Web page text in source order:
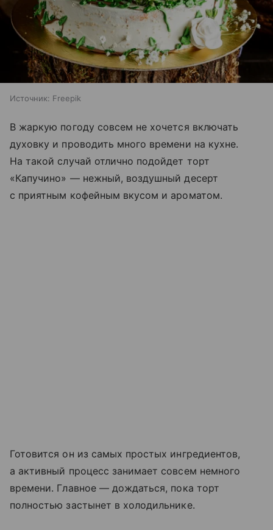
Источник: Freepik
В жаркую погоду совсем не хочется включать
духовку и проводить много времени на кухне.
На такой случай отлично подойдет торт
«Капучино» — нежный, воздушный десерт
с приятным кофейным вкусом и ароматом.
Готовится он из самых простых ингредиентов,
а активный процесс занимает совсем немного
времени. Главное — дождаться, пока торт
полностью застынет в холодильнике.